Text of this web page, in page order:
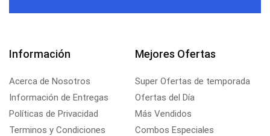
Información
Acerca de Nosotros
Información de Entregas
Políticas de Privacidad
Terminos y Condiciones
Mejores Ofertas
Super Ofertas de temporada
Ofertas del Día
Más Vendidos
Combos Especiales